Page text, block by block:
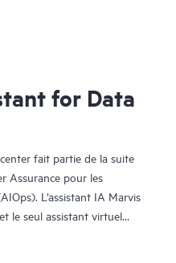
for Data
fait partie de la suite
Assurance pour les
L’assistant IA Marvis
le seul assistant virtuel
IA Marvis depuis les